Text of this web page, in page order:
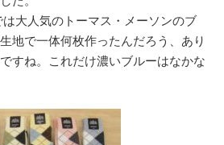
大人気のトーマス・メーソンのブ
地で一体何枚作ったんだろう、あり
すね。これだけ濃いブルーはなかな